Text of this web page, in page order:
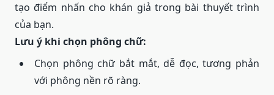
tạo điểm nhấn cho khán giả trong bài thuyết trình
của bạn.
Lưu ý khi chọn phông chữ:
Chọn phông chữ bắt mắt, dễ đọc, tương phản
với phông nền rõ ràng.